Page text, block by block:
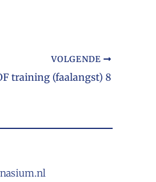
VOLGENDE
training (faalangst) 8